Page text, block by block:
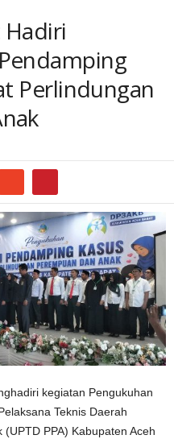
Hadiri
Perlindungan
kegiatan Pengukuhan
Teknis Daerah
PPA) Kabupaten Aceh